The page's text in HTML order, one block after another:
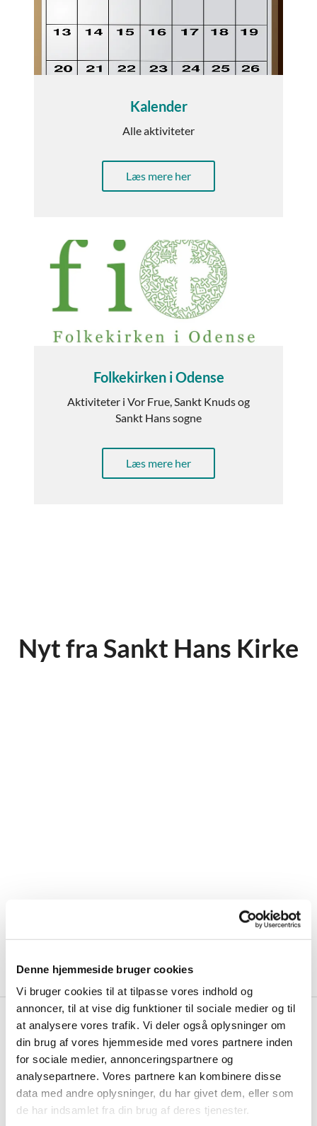
Denne hjemmeside bruger cookies
Vi bruger cookies til at tilpasse vores indhold og
annoncer, til at vise dig funktioner til sociale medier og til
at analysere vores trafik. Vi deler også oplysninger om
din brug af vores hjemmeside med vores partnere inden
for sociale medier, annonceringspartnere og
analysepartnere. Vores partnere kan kombinere disse
data med andre oplysninger, du har givet dem, eller som
de har indsamlet fra din brug af deres tjenester.
Kalender
Alle aktiviteter
Læs mere her
Folkekirken i Odense
Aktiviteter i Vor Frue, Sankt Knuds og
Sankt Hans sogne
Læs mere her
Nyt fra Sankt Hans Kirke
Hvad gør jeg?